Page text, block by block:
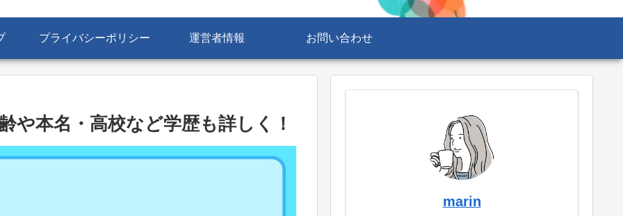
プライバシーポリシー 運営者情報 お問い合わせ
や本名・高校など学歴も詳しく！
marin